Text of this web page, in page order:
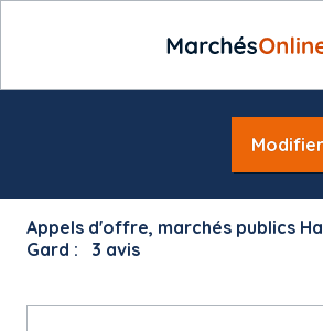
Appels d'offre, marchés publics
Gard :
3 avis